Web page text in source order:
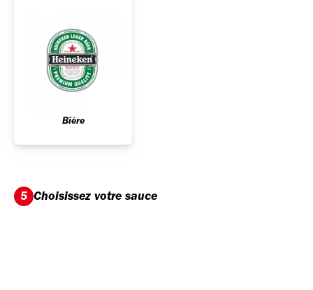
Bière
5 Choisissez votre sauce